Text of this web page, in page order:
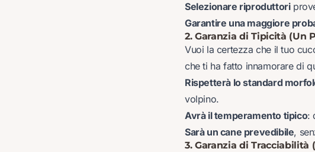
Selezionare riproduttori
Garantire una maggiore
2. Garanzia di Tipicità (Un
Vuoi la certezza che il tuo
che ti ha fatto innamorare di
Rispetterà lo standard
volpino.
Avrà il temperamento tipico:
Sarà un cane prevedibile,
3. Garanzia di Tracciabilità